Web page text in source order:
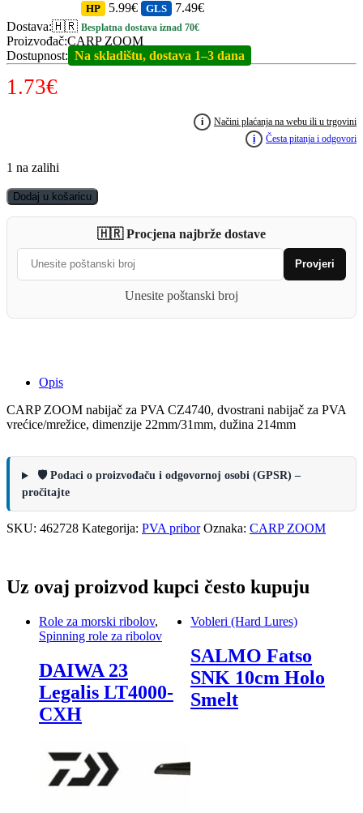
Dostava:🇭🇷
HP 5.99€ GLS 7.49€
Besplatna dostava iznad 70€
Proizvođač:CARP ZOOM
Dostupnost: Na skladištu, dostava 1–3 dana
1.73€
i
Načini plaćanja na webu ili u trgovini
i
Česta pitanja i odgovori
1 na zalihi
CARP
ZOOM
nabijač
PVA
CZ4740
quantity
Dodaj u košaricu
🇭🇷 Procjena najbrže dostave
Provjeri
Unesite poštanski broj
Opis
CARP ZOOM nabijač za PVA CZ4740, dvostrani nabijač za PVA
vrećice/mrežice, dimenzije 22mm/31mm, dužina 214mm
🛡️ Podaci o proizvođaču i odgovornoj osobi (GPSR) –
pročitajte
SKU: 462728 Kategorija: PVA pribor Oznaka: CARP ZOOM
Uz ovaj proizvod kupci često kupuju
Role za morski ribolov,
Spinning role za ribolov
DAIWA 23
Legalis LT4000-
CXH
Vobleri (Hard Lures)
SALMO Fatso
SNK 10cm Holo
Smelt